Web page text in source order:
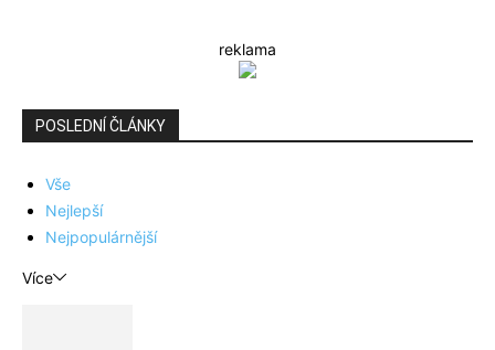
reklama
POSLEDNÍ ČLÁNKY
Vše
Nejlepší
Nejpopulárnější
Více